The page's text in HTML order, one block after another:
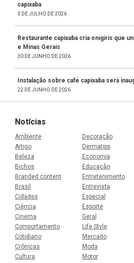
capixaba
3 DE JULHO DE 2026
Restaurante capixaba cria onigiris que
e Minas Gerais
30 DE JUNHO DE 2026
Instalação sobre café capixaba será
22 DE JUNHO DE 2026
Notícias
Ambiente
Artigo
Beleza
Bichos
Branded content
Brasil
Cidades
Ciência
Cinema
Comportamento
Cotidiano
Crônicas
Cultura
Decoração
Dermatips
Economia
Educação
Entretenimento
Entrevista
Especial
Esporte
Geral
Life Style
Mercado
Moda
Motor